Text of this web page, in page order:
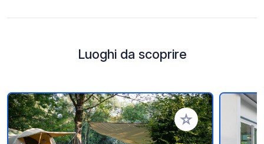
Luoghi da scoprire
Aggiungi ai tuoi